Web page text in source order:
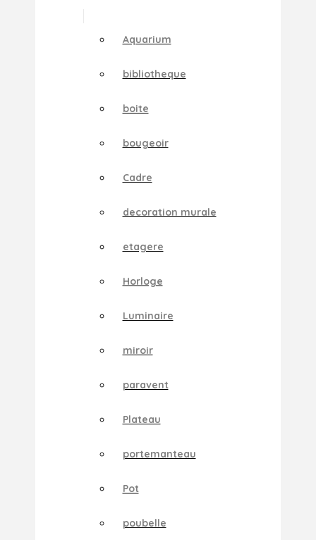
Aquarium
bibliotheque
boite
bougeoir
Cadre
decoration murale
etagere
Horloge
Luminaire
miroir
paravent
Plateau
portemanteau
Pot
poubelle